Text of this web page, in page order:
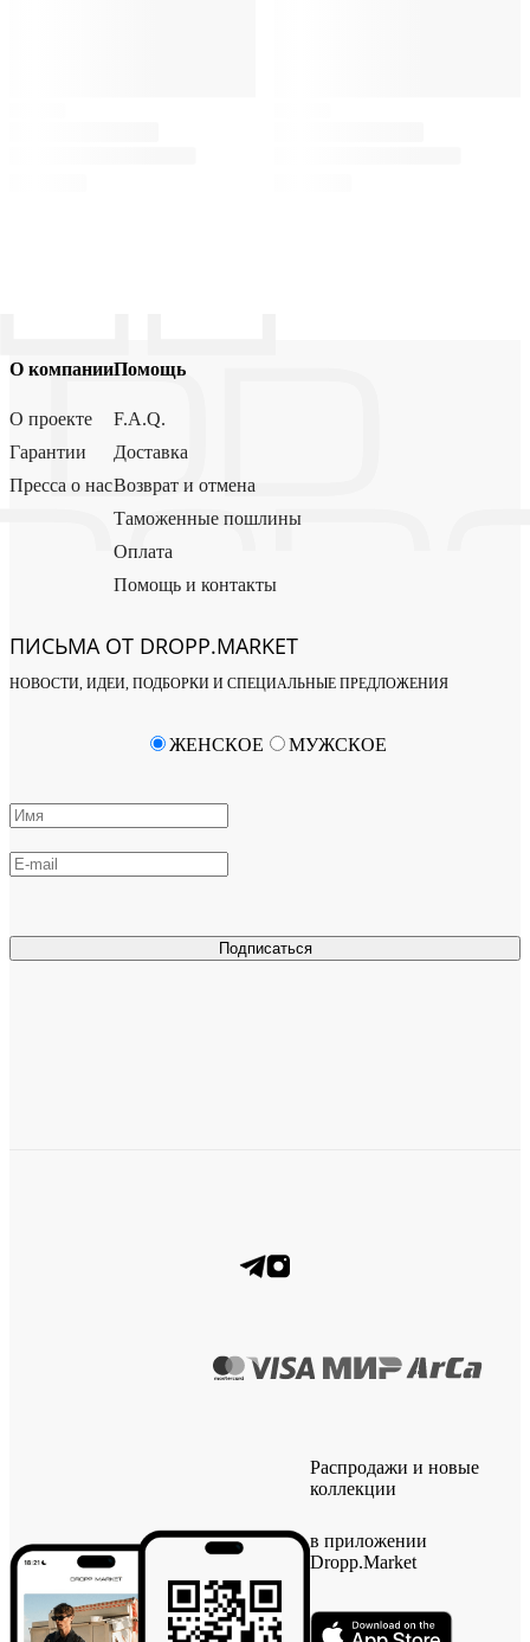
О компании
О проекте
Гарантии
Пресса о нас
Помощь
F.A.Q.
Доставка
Возврат и отмена
Таможенные пошлины
Оплата
Помощь и контакты
ПИСЬМА ОТ DROPP.MARKET
НОВОСТИ, ИДЕИ, ПОДБОРКИ И СПЕЦИАЛЬНЫЕ ПРЕДЛОЖЕНИЯ
Подписаться
ЖЕНСКОЕ МУЖСКОЕ
Распродажи и новые
коллекции
в приложении
Dropp.Market